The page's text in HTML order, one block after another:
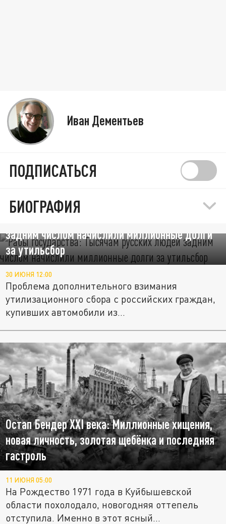
Иван Дементьев
ПОДПИСАТЬСЯ
БИОГРАФИЯ
задним числом начислили миллионные долги
за утильсбор
30 ИЮНЯ 12:00
Проблема дополнительного взимания
утилизационного сбора с российских граждан,
купивших автомобили из...
Остап Бендер XXI века: Миллионные хищения,
новая личность, золотая щебёнка и последняя
гастроль
11 ИЮНЯ 05:00
На Рождество 1971 года в Куйбышевской
области похолодало, новогодняя оттепель
отступила. Именно в этот ясный...